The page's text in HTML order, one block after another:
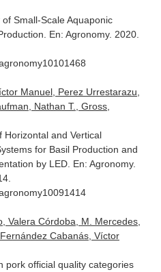
Small-Scale Aquaponic
En: Agronomy. 2020.
Manuel, Perez Urrestarazu,
Nathan T., Gross,
Horizontal and Vertical
for Basil Production and
by LED. En: Agronomy.
Valera Córdoba, M. Mercedes,
Cabanás, Víctor
pork official quality categories